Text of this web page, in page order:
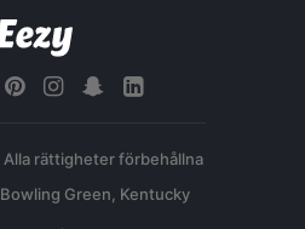
rättigheter förbehållna